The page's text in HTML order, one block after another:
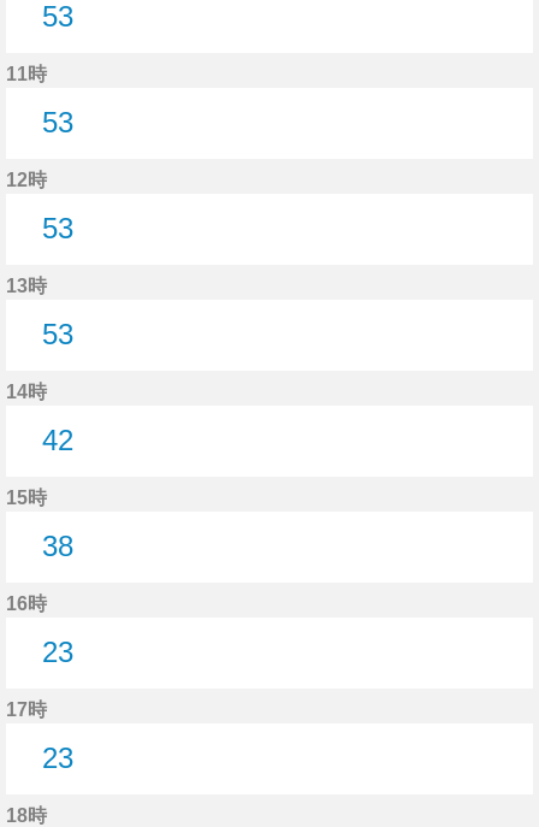
53
11時
53
12時
53
13時
53
14時
42
15時
38
16時
23
17時
23
18時